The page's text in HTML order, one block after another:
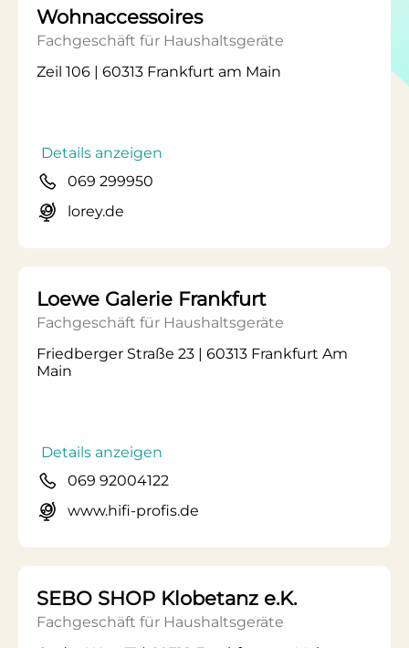
Wohnaccessoires
Fachgeschäft für Haushaltsgeräte
Zeil 106 | 60313 Frankfurt am Main
Details anzeigen
069 299950
lorey.de
Loewe Galerie Frankfurt
Fachgeschäft für Haushaltsgeräte
Friedberger Straße 23 | 60313 Frankfurt Am
Main
Details anzeigen
069 92004122
www.hifi-profis.de
SEBO SHOP Klobetanz e.K.
Fachgeschäft für Haushaltsgeräte